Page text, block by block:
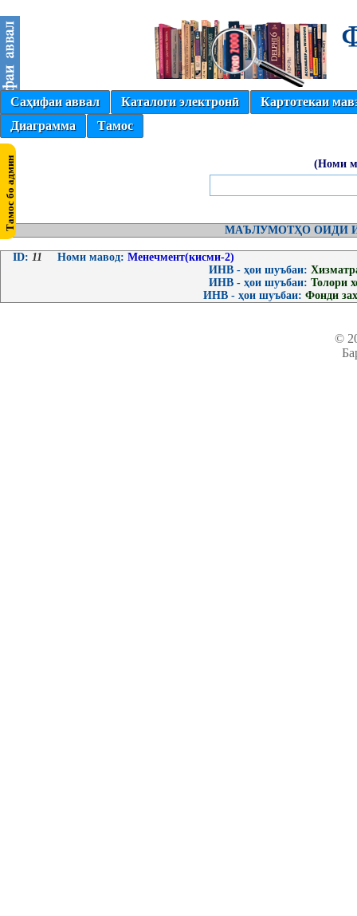
Саҳифаи аввал Каталоги электронӣ
Картотекаи
Диаграмма
Тамос
(Номи
МАЪЛУМОТҲО ОИДИ
ID: 11 Номи мавод: Менечмент(кисми-2)
ИНВ - ҳои шуъбаи:
ИНВ - ҳои шуъбаи: Толори
ИНВ - ҳои шуъбаи: Фонди
©